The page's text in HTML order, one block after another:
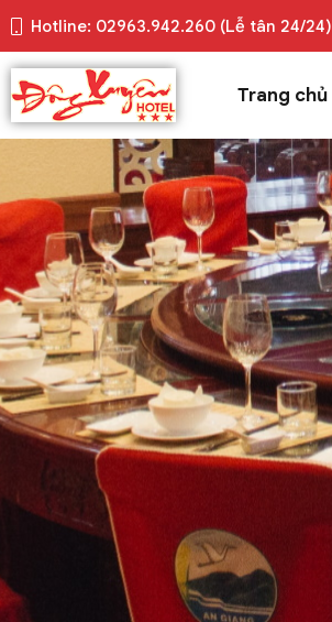
Hotline: 02963.942.260 (Lễ tân 24/24)
Trang chủ